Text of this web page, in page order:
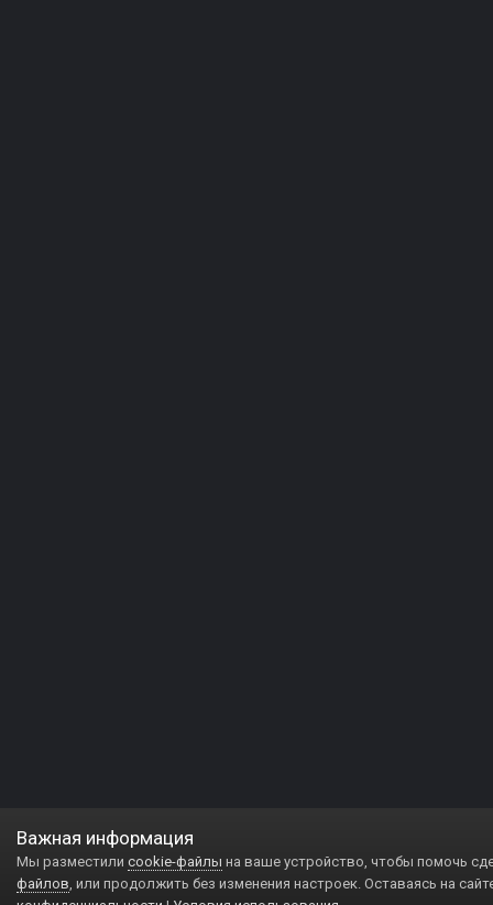
Важная информация
Мы разместили cookie-файлы на ваше устройство, чтобы помочь
файлов, или продолжить без изменения настроек. Оставаясь на